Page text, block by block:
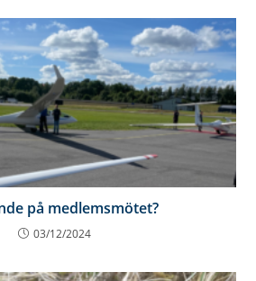
på medlemsmötet?
03/12/2024